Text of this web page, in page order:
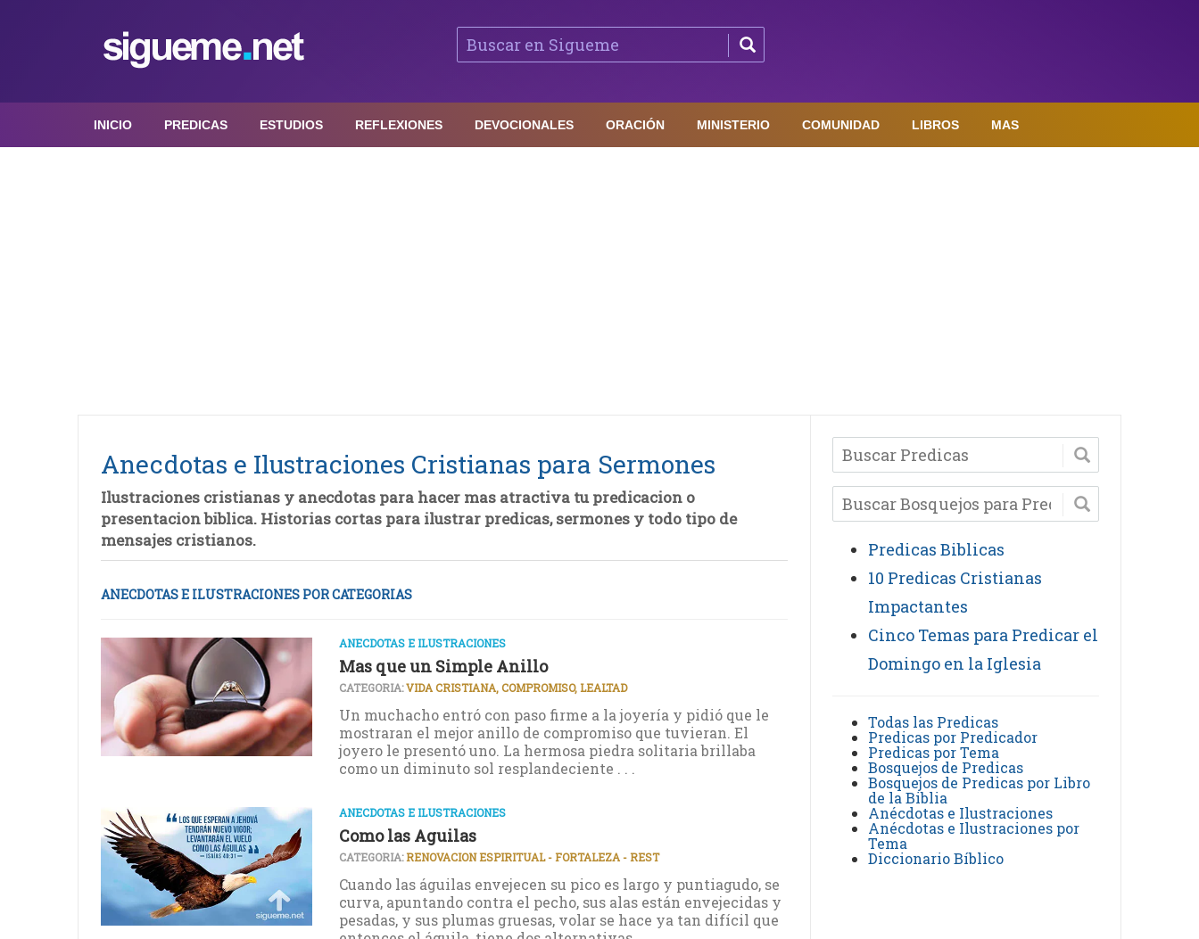
INICIO PREDICAS ESTUDIOS REFLEXIONES DEVOCIONALES ORACIÓN MINISTERIO COMUNIDAD LIBROS MAS
Anecdotas e Ilustraciones Cristianas para Sermones
Ilustraciones cristianas y anecdotas para hacer mas atractiva tu predicacion o
presentacion biblica. Historias cortas para ilustrar predicas, sermones y todo tipo de
mensajes cristianos.
ANECDOTAS E ILUSTRACIONES POR CATEGORIAS
ANECDOTAS E ILUSTRACIONES
Mas que un Simple Anillo
CATEGORIA:VIDA CRISTIANA, COMPROMISO, LEALTAD
Un muchacho entró con paso firme a la joyería y pidió que le
mostraran el mejor anillo de compromiso que tuvieran. El
joyero le presentó uno. La hermosa piedra solitaria brillaba
como un diminuto sol resplandeciente . . .
ANECDOTAS E ILUSTRACIONES
Como las Aguilas
CATEGORIA:RENOVACION ESPIRITUAL - FORTALEZA - REST
Cuando las águilas envejecen su pico es largo y puntiagudo, se
curva, apuntando contra el pecho, sus alas están envejecidas y
pesadas, y sus plumas gruesas, volar se hace ya tan difícil que
Predicas Biblicas
10 Predicas Cristianas
Impactantes
Cinco Temas para Predicar el
Domingo en la Iglesia
Todas las Predicas
Predicas por Predicador
Predicas por Tema
Bosquejos de Predicas
Bosquejos de Predicas por Libro
de la Biblia
Anécdotas e Ilustraciones
Anécdotas e Ilustraciones por
Tema
Diccionario Bíblico